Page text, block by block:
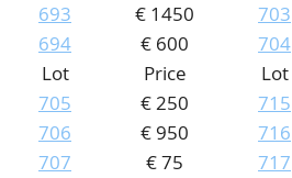
693
€ 1450
694
€ 600
703
704
Lot
Price
705
€ 250
706
€ 950
707
€ 75
Lot
715
716
717